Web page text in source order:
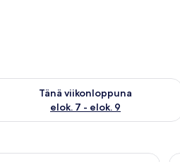
8
Tänä viikonloppuna
elok. 7 - elok. 9
tämän viikonlopun saatavuus
Hotellihuone, jossa on sänky,